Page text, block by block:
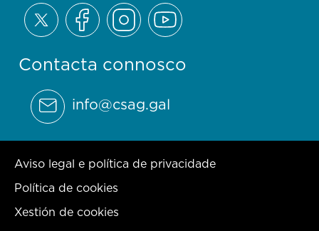
Contacta connosco
info@csag.gal
Aviso legal e política de privacidade
Política de cookies
Xestión de cookies